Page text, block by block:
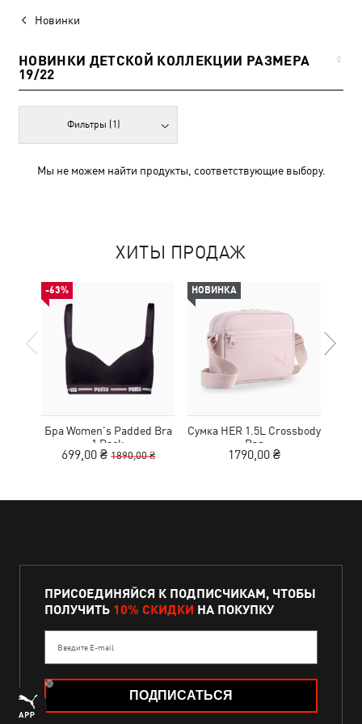
Новинки
НОВИНКИ ДЕТСКОЙ КОЛЛЕКЦИИ РАЗМЕРА
19/22
0
Фильтры (1)
Мы не можем найти продукты, соответствующие выбору.
ХИТЫ ПРОДАЖ
-63%
Бра Women's Padded Bra
1 Pack
699,00 ₴ 1890,00 ₴
НОВИНКА
Сумка HER 1.5L Crossbody
Bag
1790,00 ₴
ПРИСОЕДИНЯЙСЯ К ПОДПИСЧИКАМ, ЧТОБЫ
ПОЛУЧИТЬ 10% СКИДКИ НА ПОКУПКУ
Введите E-mail
ПОДПИСАТЬСЯ